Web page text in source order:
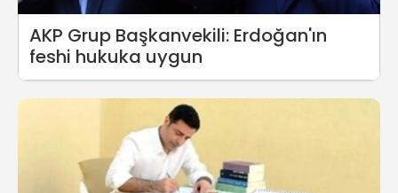
AKP Grup Başkanvekili: Erdoğan'ın
feshi hukuka uygun